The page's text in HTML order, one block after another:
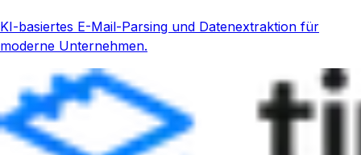
KI-basiertes E-Mail-Parsing und Datenextraktion für
moderne Unternehmen.